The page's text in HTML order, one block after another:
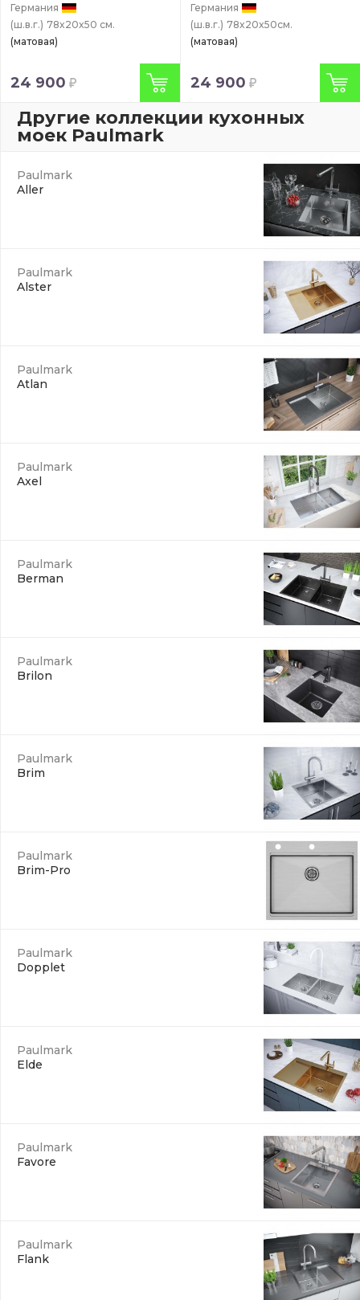
Германия
(ш.в.г.) 78x20x50 см.
(матовая)
24 900
Германия
(ш.в.г.) 78x20x50см.
(матовая)
24 900
Другие коллекции кухонных
моек Paulmark
Paulmark
Aller
Paulmark
Alster
Paulmark
Atlan
Paulmark
Axel
Paulmark
Berman
Paulmark
Brilon
Paulmark
Brim
Paulmark
Brim-Pro
Paulmark
Dopplet
Paulmark
Elde
Paulmark
Favore
Paulmark
Flank